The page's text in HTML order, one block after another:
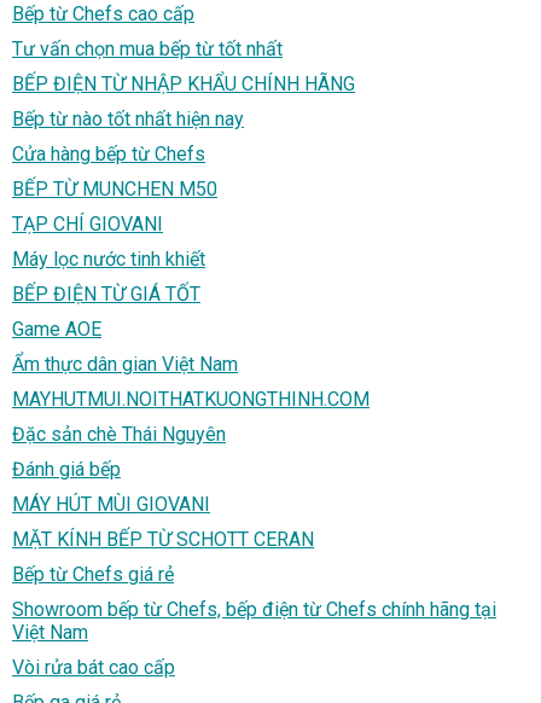
Bếp từ Chefs cao cấp
Tư vấn chọn mua bếp từ tốt nhất
BẾP ĐIỆN TỪ NHẬP KHẨU CHÍNH HÃNG
Bếp từ nào tốt nhất hiện nay
Cửa hàng bếp từ Chefs
BẾP TỪ MUNCHEN M50
TẠP CHÍ GIOVANI
Máy lọc nước tinh khiết
BẾP ĐIỆN TỪ GIÁ TỐT
Game AOE
Ẩm thực dân gian Việt Nam
MAYHUTMUI.NOITHATKUONGTHINH.COM
Đặc sản chè Thái Nguyên
Đánh giá bếp
MÁY HÚT MÙI GIOVANI
MẶT KÍNH BẾP TỪ SCHOTT CERAN
Bếp từ Chefs giá rẻ
Showroom bếp từ Chefs, bếp điện từ Chefs chính hãng tại
Việt Nam
Vòi rửa bát cao cấp